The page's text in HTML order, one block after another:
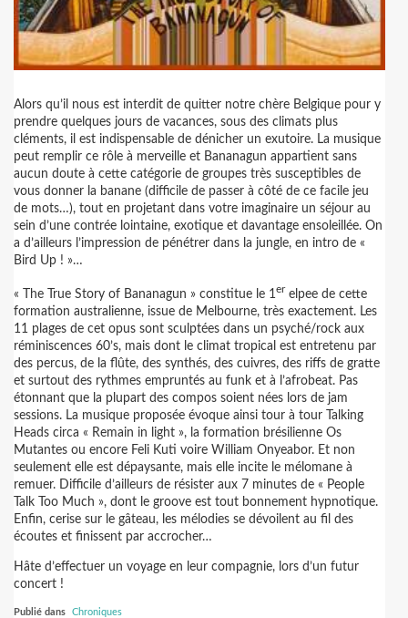
Alors qu’il nous est interdit de quitter notre chère Belgique pour y
prendre quelques jours de vacances, sous des climats plus
cléments, il est indispensable de dénicher un exutoire. La musique
peut remplir ce rôle à merveille et Bananagun appartient sans
aucun doute à cette catégorie de groupes très susceptibles de
vous donner la banane (difficile de passer à côté de ce facile jeu
de mots…), tout en projetant dans votre imaginaire un séjour au
sein d’une contrée lointaine, exotique et davantage ensoleillée. On
a d’ailleurs l’impression de pénétrer dans la jungle, en intro de «
Bird Up ! »…
« The True Story of Bananagun » constitue le 1 er elpee de cette
formation australienne, issue de Melbourne, très exactement. Les
11 plages de cet opus sont sculptées dans un psyché/rock aux
réminiscences 60’s, mais dont le climat tropical est entretenu par
des percus, de la flûte, des synthés, des cuivres, des riffs de gratte
et surtout des rythmes empruntés au funk et à l’afrobeat. Pas
étonnant que la plupart des compos soient nées lors de jam
sessions. La musique proposée évoque ainsi tour à tour Talking
Heads circa « Remain in light », la formation brésilienne Os
Mutantes ou encore Feli Kuti voire William Onyeabor. Et non
seulement elle est dépaysante, mais elle incite le mélomane à
remuer. Difficile d’ailleurs de résister aux 7 minutes de « People
Talk Too Much », dont le groove est tout bonnement hypnotique.
Enfin, cerise sur le gâteau, les mélodies se dévoilent au fil des
écoutes et finissent par accrocher…
Hâte d’effectuer un voyage en leur compagnie, lors d’un futur
concert !
Publié dans Chroniques